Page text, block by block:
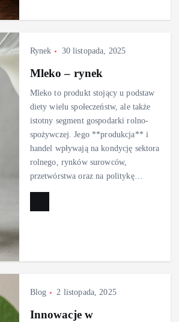
Rynek 30 listopada, 2025
Mleko – rynek
Mleko to produkt stojący u podstaw
diety wielu społeczeństw, ale także
istotny segment gospodarki rolno-
spożywczej. Jego **produkcja** i
handel wpływają na kondycję sektora
rolnego, rynków surowców,
przetwórstwa oraz na politykę…
Blog 2 listopada, 2025
Innowacje w